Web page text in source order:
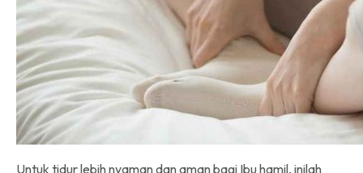
Untuk tidur lebih nyaman dan aman bagi Ibu hamil, inilah